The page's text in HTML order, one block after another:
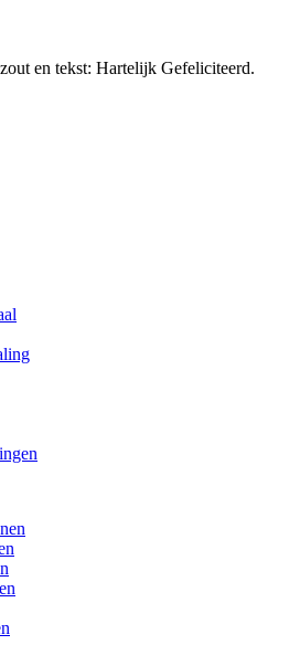
en tekst: Hartelijk Gefeliciteerd.